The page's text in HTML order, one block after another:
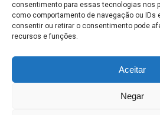
consentimento para essas tecnologias nos
como comportamento de navegação ou IDs
consentir ou retirar o consentimento pode
recursos e funções.
Aceitar
Negar
MAPA DO SITE
SEDE DO ADMINISTRATIVO